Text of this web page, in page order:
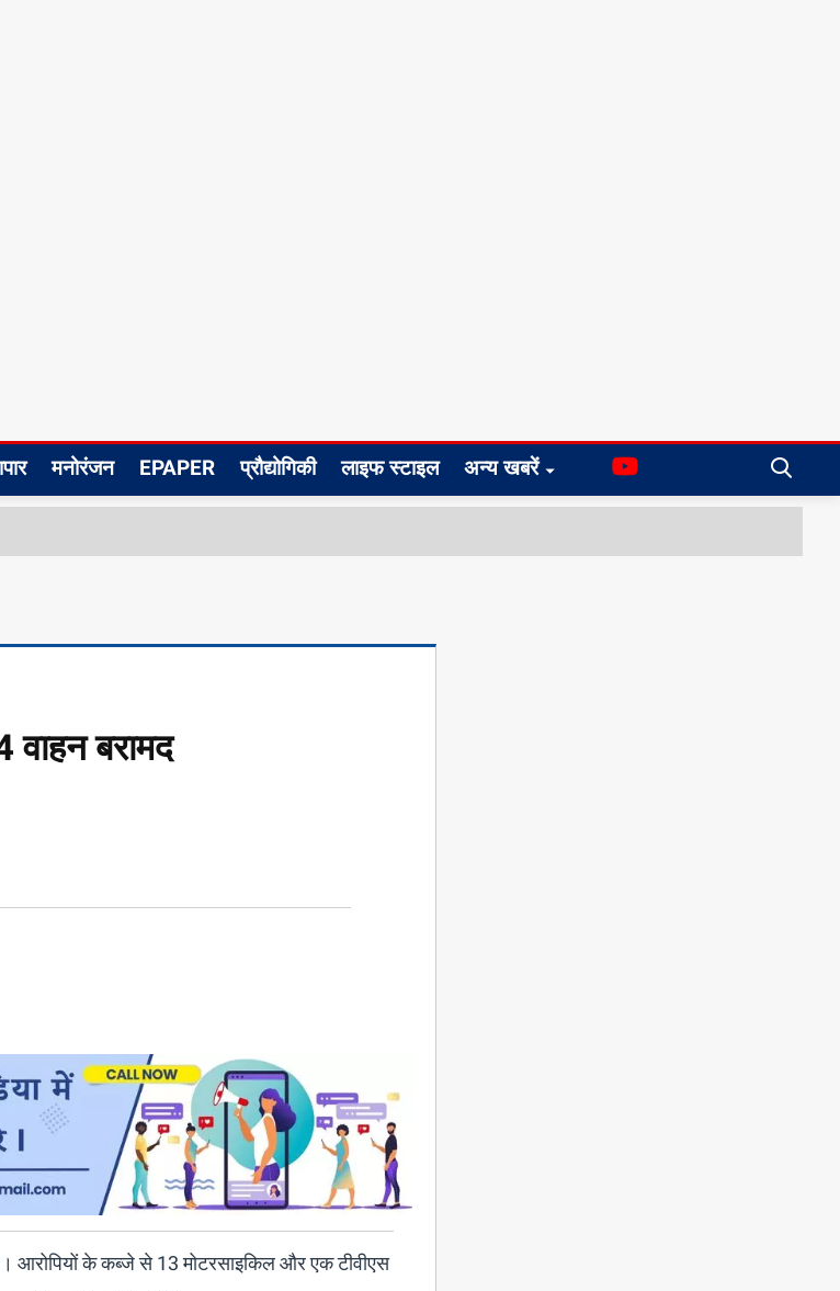
मनोरंजन EPAPER प्रौद्योगिकी लाइफ स्टाइल अन्य खबरें
बरामद
है। आरोपियों के कब्जे से 13 मोटरसाइकिल और एक टीवीएस